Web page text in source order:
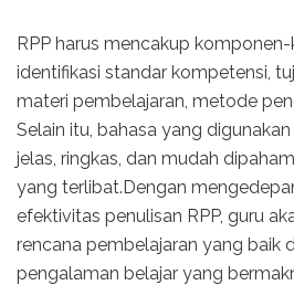
RPP harus mencakup
identifikasi standar kompetensi,
materi pembelajaran, metode
Selain itu, bahasa yang
jelas, ringkas, dan mudah
yang terlibat.Dengan
efektivitas penulisan RPP, guru
rencana pembelajaran yang baik
pengalaman belajar yang